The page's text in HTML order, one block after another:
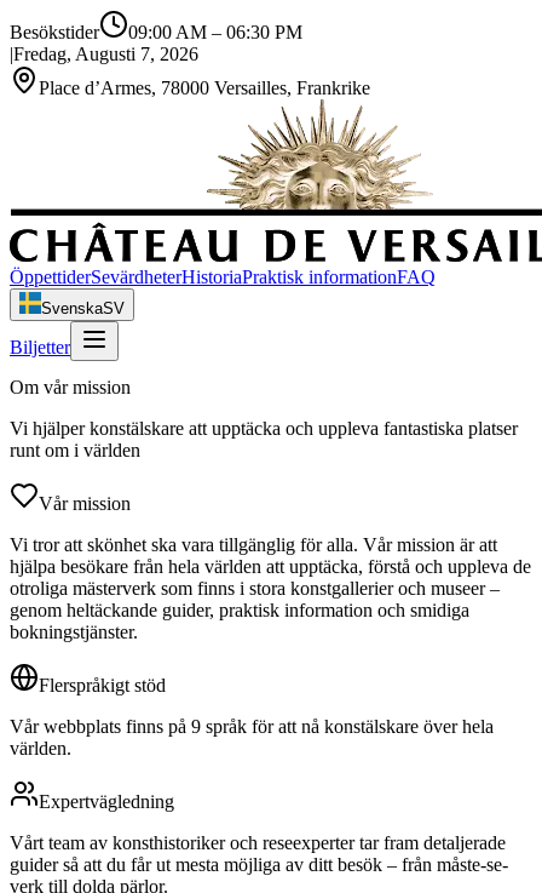
Besökstider 09:00 AM – 06:30 PM
|Fredag, Augusti 7, 2026
Place d’Armes, 78000 Versailles, Frankrike
ÖppettiderSevärdheterHistoriaPraktisk informationFAQ
SvenskaSV
Biljetter
Om vår mission
Vi hjälper konstälskare att upptäcka och uppleva fantastiska platser
runt om i världen
Vår mission
Vi tror att skönhet ska vara tillgänglig för alla. Vår mission är att
hjälpa besökare från hela världen att upptäcka, förstå och uppleva de
otroliga mästerverk som finns i stora konstgallerier och museer –
genom heltäckande guider, praktisk information och smidiga
bokningstjänster.
Flerspråkigt stöd
Vår webbplats finns på 9 språk för att nå konstälskare över hela
världen.
Expertvägledning
Vårt team av konsthistoriker och reseexperter tar fram detaljerade
guider så att du får ut mesta möjliga av ditt besök – från måste-se-
verk till dolda pärlor.